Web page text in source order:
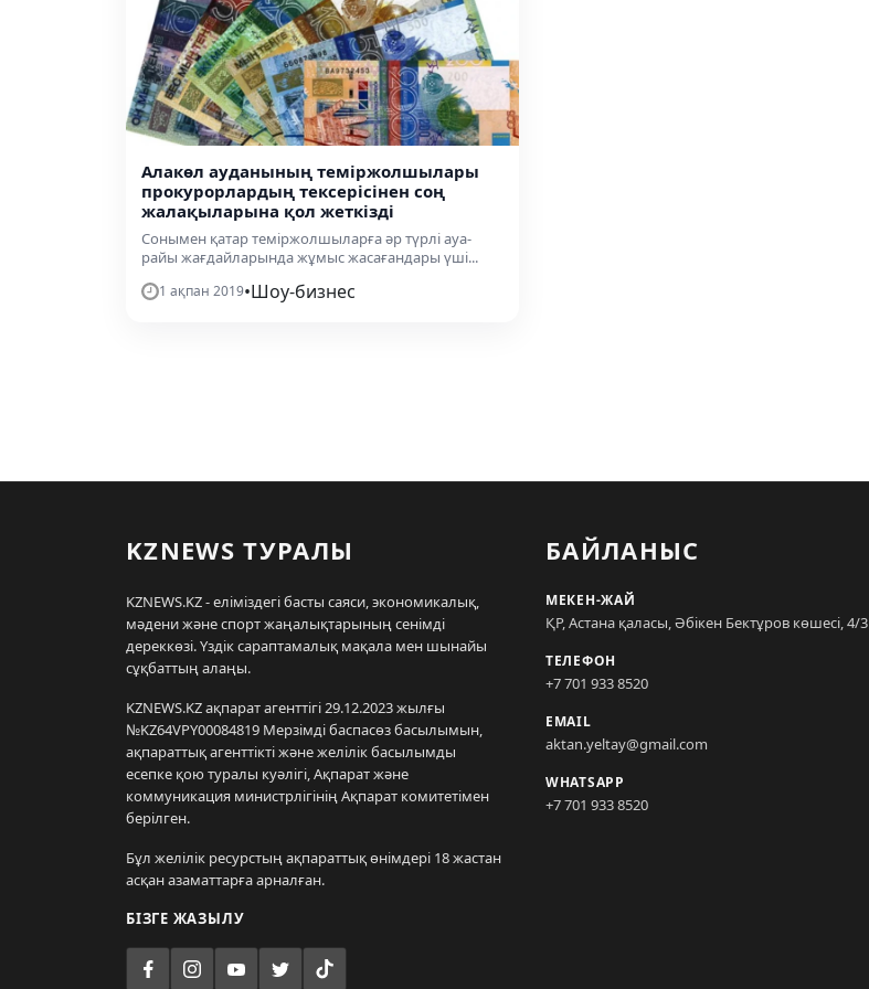
Алакөл ауданының теміржолшылары
прокурорлардың тексерісінен соң
жалақыларына қол жеткізді
Сонымен қатар теміржолшыларға әр түрлі ауа-
райы жағдайларында жұмыс жасағандары үші...
1 ақпан 2019•Шоу-бизнес
KZNEWS ТУРАЛЫ
KZNEWS.KZ - еліміздегі басты саяси, экономикалық,
мәдени және спорт жаңалықтарының сенімді
дереккөзі. Үздік сараптамалық мақала мен шынайы
сұқбаттың алаңы.
KZNEWS.KZ ақпарат агенттігі 29.12.2023 жылғы
№KZ64VPY00084819 Мерзімді баспасөз басылымын,
ақпараттық агенттікті және желілік басылымды
есепке қою туралы куәлігі, Ақпарат және
коммуникация министрлігінің Ақпарат комитетімен
берілген.
Бұл желілік ресурстың ақпараттық өнімдері 18 жастан
асқан азаматтарға арналған.
БІЗГЕ ЖАЗЫЛУ
БАЙЛАНЫС
МЕКЕН-ЖАЙ
ҚР, Астана қаласы, Әбікен Бектұров көшесі, 4/3
ТЕЛЕФОН
+7 701 933 8520
EMAIL
aktan.yeltay@gmail.com
WHATSAPP
+7 701 933 8520